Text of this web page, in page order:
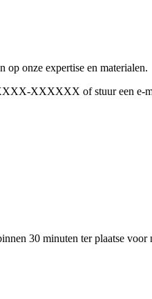
onze expertise en materialen.
XXXX-XXXXXX of stuur een e-
30 minuten ter plaatse